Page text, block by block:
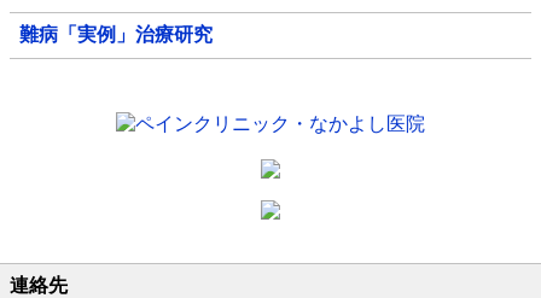
難病「実例」治療研究
連絡先